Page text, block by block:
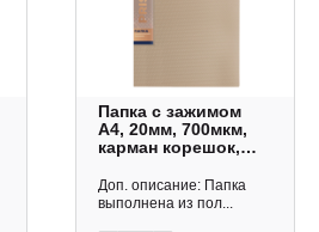
Папка с зажимом
А4, 20мм, 700мкм,
карман корешок,
EC210700027/127
Expert Complete
Доп. описание: Папка
выполнена из пол...